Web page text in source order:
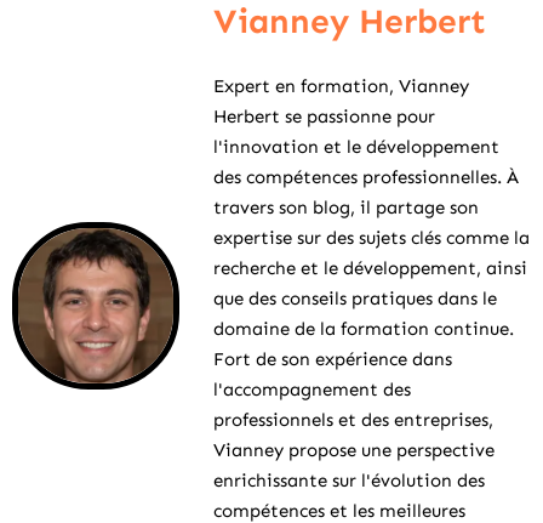
Vianney Herbert
Expert en formation, Vianney
Herbert se passionne pour
l'innovation et le développement
des compétences professionnelles. À
travers son blog, il partage son
expertise sur des sujets clés comme la
recherche et le développement, ainsi
que des conseils pratiques dans le
domaine de la formation continue.
Fort de son expérience dans
l'accompagnement des
professionnels et des entreprises,
Vianney propose une perspective
enrichissante sur l'évolution des
compétences et les meilleures